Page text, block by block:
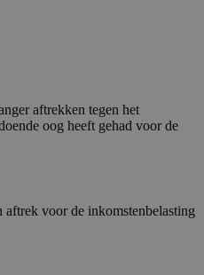
aftrekken tegen het
oog heeft gehad voor de
voor de inkomstenbelasting